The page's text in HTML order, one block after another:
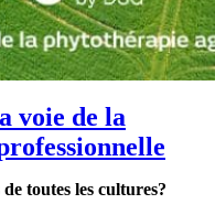
voie de la
toutes les cultures?